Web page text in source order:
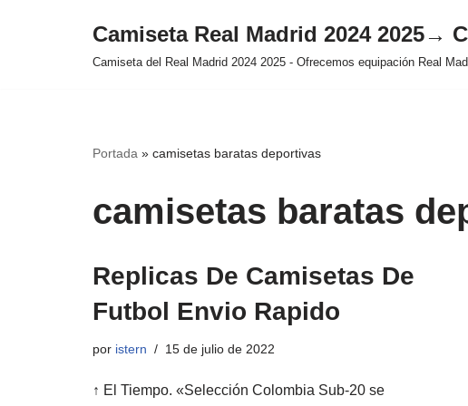
Camiseta Real Madrid 2024 2025→
Camiseta del Real Madrid 2024 2025 - Ofrecemos equipación Real
Portada » camisetas baratas deportivas
camisetas baratas
Replicas De Camisetas De
Futbol Envio Rapido
por istern 15 de julio de 2022
↑ El Tiempo. «Selección Colombia Sub-20 se